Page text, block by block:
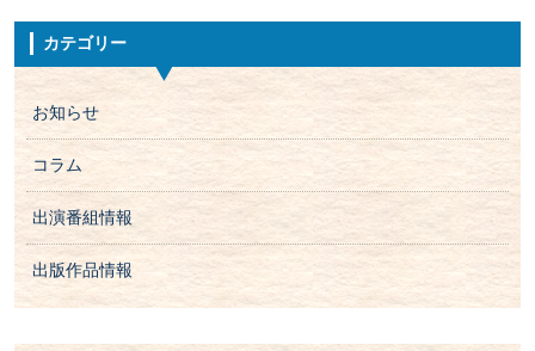
カテゴリー
お知らせ
コラム
出演番組情報
出版作品情報